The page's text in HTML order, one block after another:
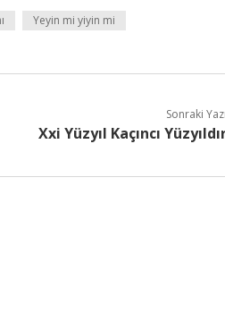
Yeyin mi yiyin mi
Sonraki Yazı
Xxi Yüzyıl Kaçıncı